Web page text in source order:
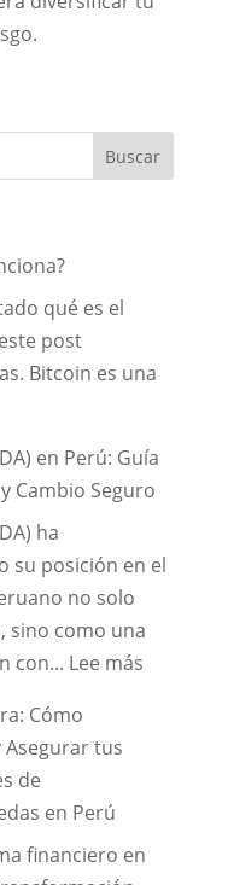
Buscar
qué es el
post
Bitcoin es una
en Perú: Guía
Cambio Seguro
ha
su posición en el
no solo
sino como una
con... Lee más:
de
Cómo
Asegurar tus
de
en Perú
financiero en